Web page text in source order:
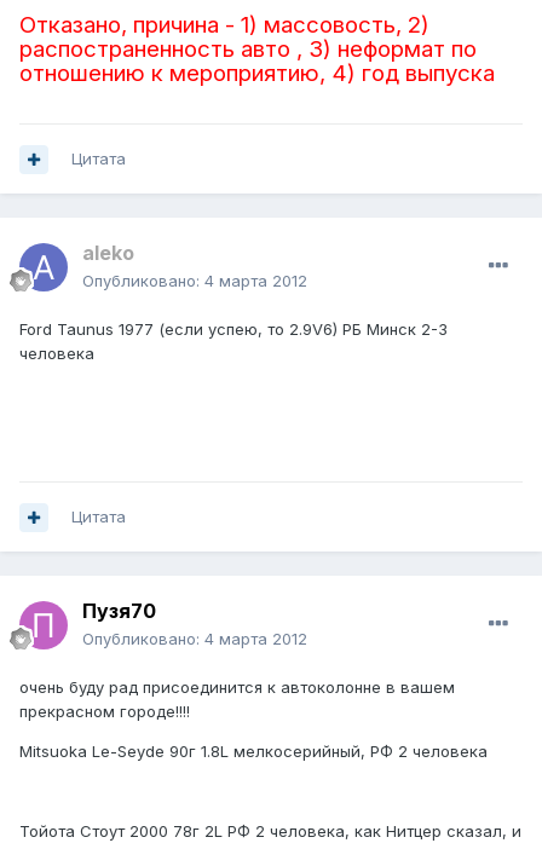
Отказано, причина - 1) массовость, 2)
распостраненность авто , 3) неформат по
отношению к мероприятию, 4) год выпуска
Цитата
aleko
Опубликовано: 4 марта 2012
Ford Taunus 1977 (если успею, то 2.9V6) РБ Минск 2-3
человека
Цитата
Пузя70
Опубликовано: 4 марта 2012
очень буду рад присоединится к автоколонне в вашем
прекрасном городе!!!!
Mitsuoka Le-Seyde 90г 1.8L мелкосерийный, РФ 2 человека
Тойота Стоут 2000 78г 2L РФ 2 человека, как Нитцер сказал, и